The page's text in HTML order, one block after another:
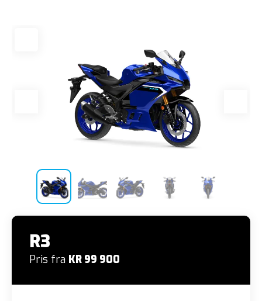
R3
Pris fra KR 99 900